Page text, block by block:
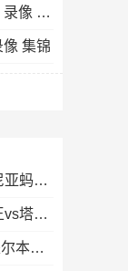
2月14日NBA常规赛 爵士vs步行者 录像 集锦
集锦
05月08日NBL(A)总决赛2 塔斯马尼亚蚂蚁vs悉尼国王 录像
05月06日NBL(A)总决赛1 悉尼国王vs塔斯马尼亚蚂蚁 全场录像
05月02日NBL(A)季后赛首轮G3 墨尔本联 - 塔斯马尼亚蚂蚁 录像集锦